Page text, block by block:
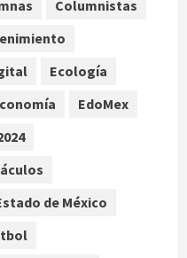
restablecen
por consumo de
reanuda
Columnistas
Ecología
EdoMex
de México